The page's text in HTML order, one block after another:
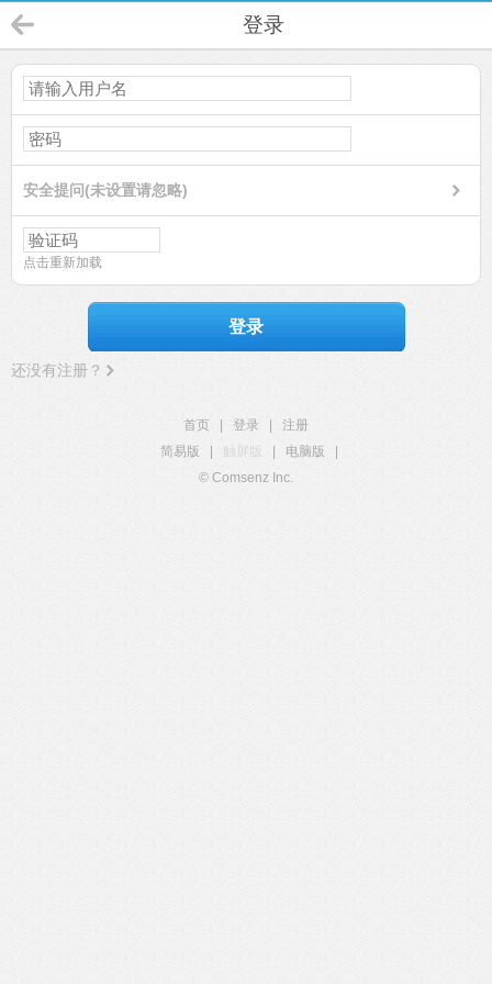
登录
安全提问(未设置请忽略)
点击重新加载
登录
还没有注册？
首页 登录
注册
简易版
触屏版 电脑版
© Comsenz Inc.